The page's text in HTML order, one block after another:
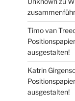
Timo van
ausgestalten!
Katrin
ausgestalten!